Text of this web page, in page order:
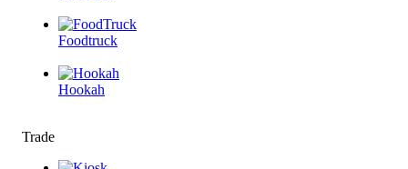
Foodtruck
Hookah
Trade